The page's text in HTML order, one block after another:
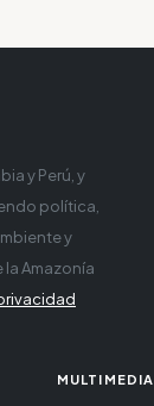
y Perú, y
política,
y
Amazonía
MULTIMEDIA